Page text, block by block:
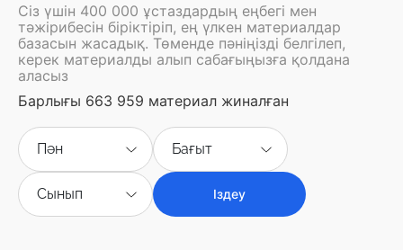
Сіз үшін 400 000 ұстаздардың еңбегі мен
тәжірибесін біріктіріп, ең үлкен материалдар
базасын жасадық. Төменде пәніңізді белгілеп,
керек материалды алып сабағыңызға қолдана
аласыз
Барлығы 663 959 материал жиналған
Пән Бағыт
Сынып Іздеу